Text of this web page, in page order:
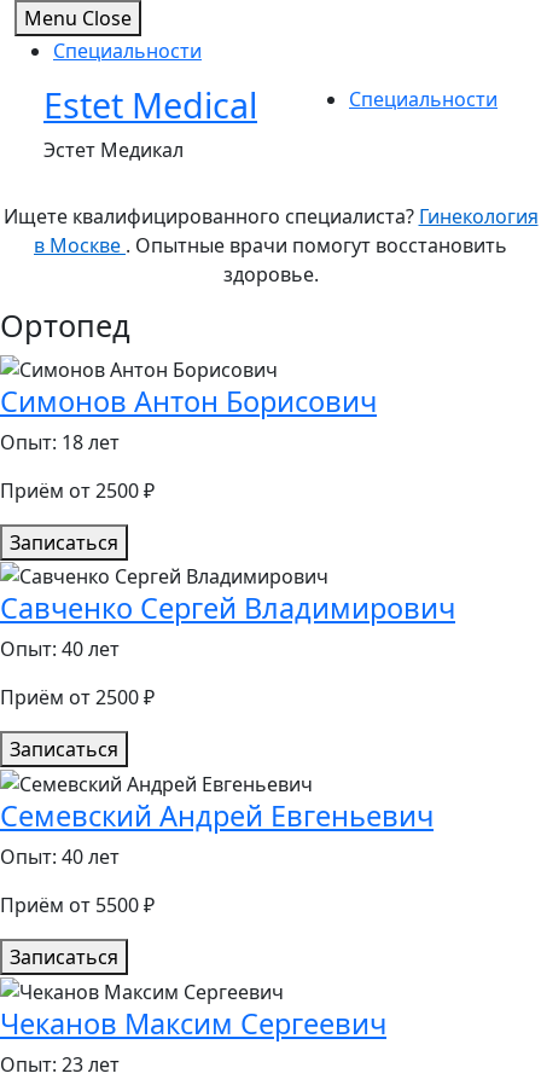
Menu Close
Специальности
content
Estet Medical
Эстет Медикал
Специальности
Ищете квалифицированного специалиста? Гинекология
в Москве . Опытные врачи помогут восстановить
здоровье.
Ортопед
Симонов Антон Борисович
Опыт: 18 лет
Приём от 2500 ₽
Записаться
Савченко Сергей Владимирович
Опыт: 40 лет
Приём от 2500 ₽
Записаться
Семевский Андрей Евгеньевич
Опыт: 40 лет
Приём от 5500 ₽
Записаться
Чеканов Максим Сергеевич
Опыт: 23 лет